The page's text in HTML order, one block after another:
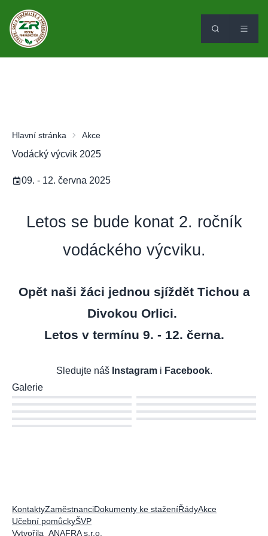
Hlavní stránka Akce
Vodácký výcvik 2025
09. - 12. června 2025
Letos se bude konat 2. ročník
vodáckého výcviku.
Opět naši žáci jednou sjíždět Tichou a
Divokou Orlici.
Letos v termínu 9. - 12. černa.
Sledujte náš Instagrami Facebook.
Galerie
KontaktyZaměstnanciDokumenty ke staženíŘádyAkce
Učební pomůckyŠVP
Vytvořila ANAFRA s.r.o.